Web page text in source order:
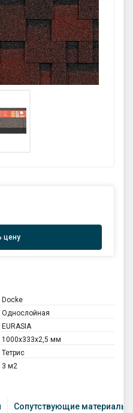
проезда к
Docke
Однослойная
EURASIA
1000х333х2,5 мм
Тетрис
3 м2
цену
Сопутствующие материалы